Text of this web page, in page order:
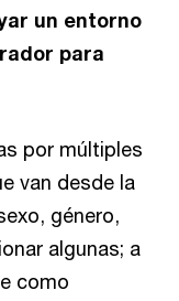
un entorno
para
por múltiples
van desde la
género,
algunas; a
como